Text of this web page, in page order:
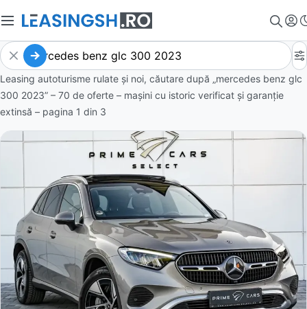
Leasing autoturisme rulate și noi, căutare după „mercedes benz glc
300 2023” – 70 de oferte – mașini cu istoric verificat și garanție
extinsă – pagina 1 din 3